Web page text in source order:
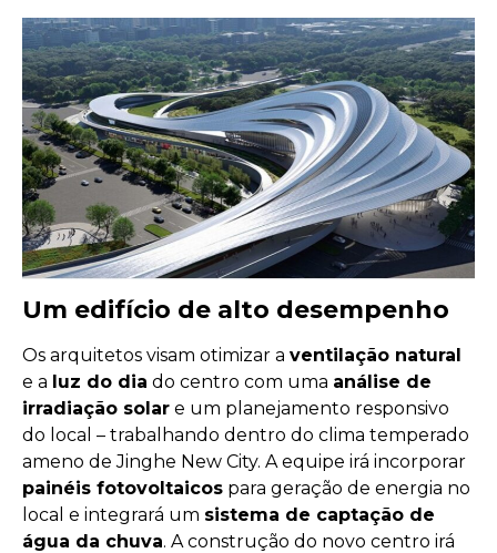
Um edifício de alto desempenho
Os arquitetos visam otimizar a ventilação natural
e a luz do dia do centro com uma análise de
irradiação solar e um planejamento responsivo
do local – trabalhando dentro do clima temperado
ameno de Jinghe New City. A equipe irá incorporar
painéis fotovoltaicos para geração de energia no
local e integrará um sistema de captação de
água da chuva. A construção do novo centro irá